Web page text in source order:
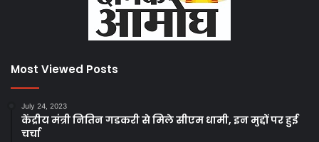
Most Viewed Posts
July 24, 2023
केंद्रीय मंत्री नितिन गडकरी से मिले सीएम धामी, इन मुद्दों पर हुई
चर्चा